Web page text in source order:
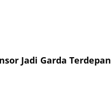
Jadi Garda Terdepan